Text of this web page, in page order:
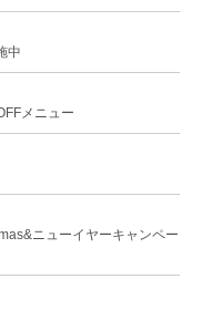
中
メニュー
ニューイヤーキャンペー